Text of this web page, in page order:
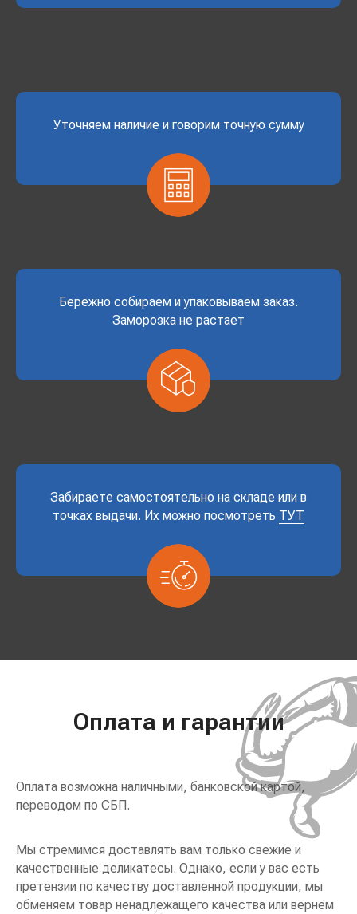
Уточняем наличие и говорим точную сумму
Бережно собираем и упаковываем заказ.
Заморозка не растает
Забираете самостоятельно на складе или в
точках выдачи. Их можно посмотреть ТУТ
Оплата и гарантии
Оплата возможна наличными, банковской картой,
переводом по СБП.
Мы стремимся доставлять вам только свежие и
качественные деликатесы. Однако, если у вас есть
претензии по качеству доставленной продукции, мы
обменяем товар ненадлежащего качества или вернём